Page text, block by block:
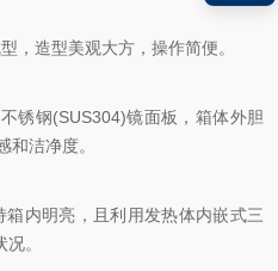
造型美观大方，操作简便。
钢(SUS304)镜面板，箱体外胆
和洁净度。
内明亮，且利用发热体内嵌式三
。